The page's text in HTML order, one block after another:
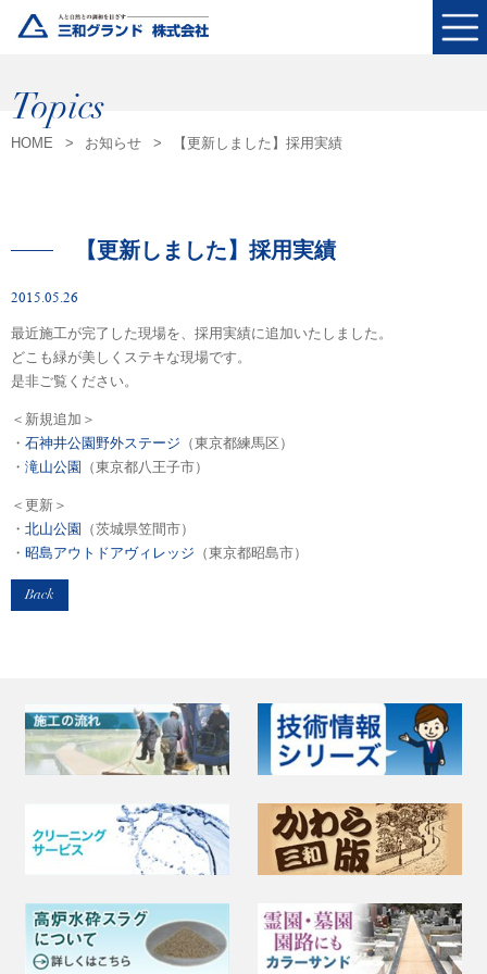
Topics
HOME お知らせ 【更新しました】採用実績
【更新しました】採用実績
2015.05.26
最近施工が完了した現場を、採用実績に追加いたしました。
どこも緑が美しくステキな現場です。
是非ご覧ください。
＜新規追加＞
・ 石神井公園野外ステージ （東京都練馬区）
・ 滝山公園 （東京都八王子市）
＜更新＞
・ 北山公園
（茨城県笠間市）
・ 昭島アウトドアヴィレッジ （東京都昭島市）
Back